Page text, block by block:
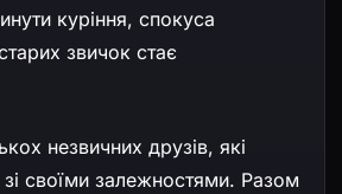
куріння, спокуса
звичок стає
незвичних друзів, які
своїми залежностями. Разом